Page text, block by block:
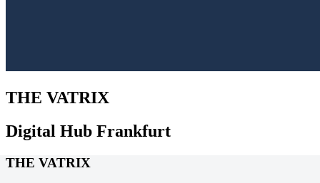
THE VATRIX
Digital Hub Frankfurt
THE VATRIX